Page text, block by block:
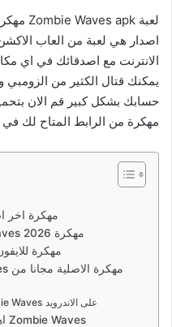
اصدار هي لعبة من العاب
الانترنت مع اصدقائك في اي
يمكنك قتال الكثير من
مهكرة من الرابط المتاح لك في
معلومات تحميل لعبة Zombie Waves مهكرة 2026
خطوات بسيطة لتنزيل لعبة Zombie Waves على الاندرويد
اهم الاسئلة الهامة حول تحميل لعبة Zombie Waves